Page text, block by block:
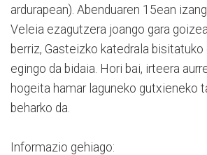
ardurapean). Abenduaren 15ean
Veleia ezagutzera joango gara
berriz, Gasteizko katedrala bisitatuko
egingo da bidaia. Hori bai, irteera
hogeita hamar laguneko gutxieneko
beharko da.
Informazio gehiago: